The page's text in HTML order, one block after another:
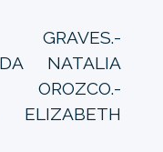
GRAVES.-
NATALIA
ELIZABETH